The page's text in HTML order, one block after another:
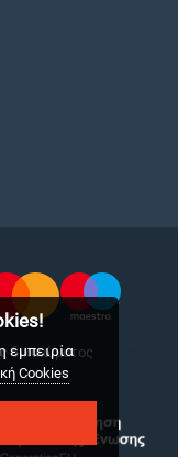
δικαιώματος
εμπειρία
Cookies